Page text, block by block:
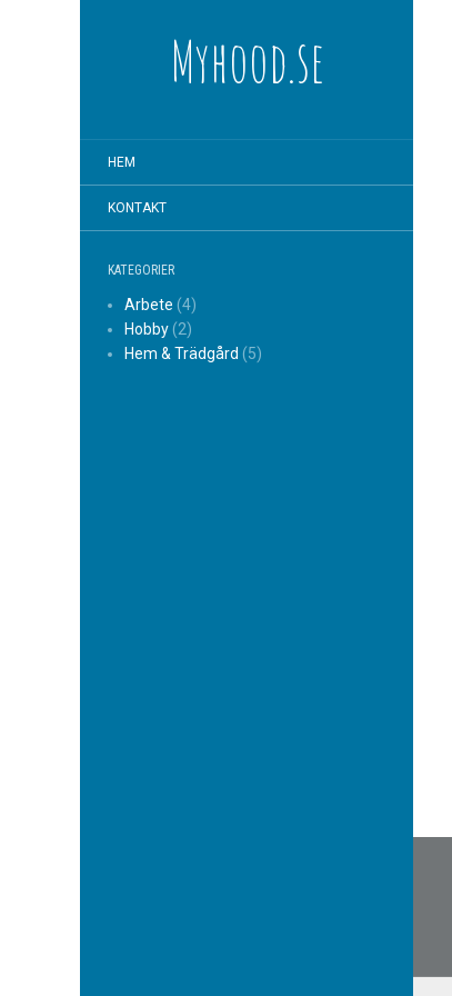
Myhood.se
HEM
KONTAKT
KATEGORIER
Arbete (4)
Hobby(2)
Hem & Trädgård (5)